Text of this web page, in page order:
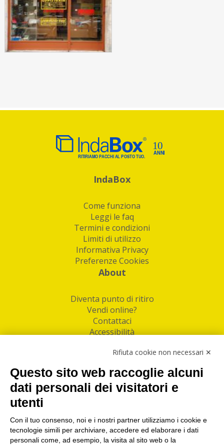
IndaBox
Come funziona
Leggi le faq
Termini e condizioni
Limiti di utilizzo
Informativa Privacy
Preferenze Cookies
About
Diventa punto di ritiro
Vendi online?
Contattaci
Accessibilità
Facebook
Linkedin
I nostri punti di ritiro e spedizione pacchi nelle
maggiori città italiane
Torino|Milano|Roma|Bologna|Firenze| Genova
Rifiuta cookie non necessari ✕
Questo sito web raccoglie alcuni
dati personali dei visitatori e
utenti
Con il tuo consenso, noi e i nostri partner utilizziamo i cookie e
tecnologie simili per archiviare, accedere ed elaborare i dati
personali come, ad esempio, la visita al sito web o la